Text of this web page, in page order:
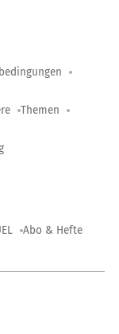
Themen
Abo & Hefte